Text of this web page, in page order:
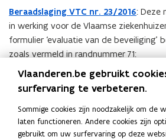
w
v
e
n
Beraadslaging VTC nr. 23/2016: Deze
in werking voor de Vlaamse
formulier ‘evaluatie van de beveiliging’
zoals vermeld in randnummer 71:
“De VTC bepaalt dat de gegevens
door de ziekenhuizen moeten beheerd
vereisten van artikel 16 WVP.” De VTC
deze ziekenhuizen toegang kunnen
zij beschikken over een
Vlaanderen.be gebruikt
surfervaring te verbeteren.
Sommige cookies zijn noodzakelijk om de
laten functioneren. Andere cookies zijn
gebruikt om uw surfervaring op deze